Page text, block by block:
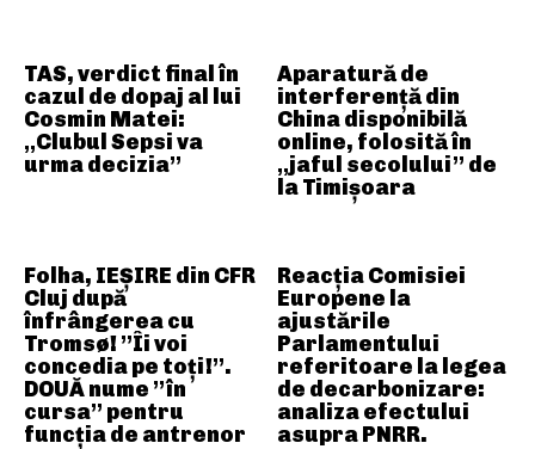
TAS, verdict final în
cazul de dopaj al lui
Cosmin Matei:
„Clubul Sepsi va
urma decizia”
Aparatură de
interferență din
China disponibilă
online, folosită în
„jaful secolului” de
la Timișoara
Folha, IEȘIRE din CFR
Cluj după
înfrângerea cu
Tromsø! ”Îi voi
concedia pe toți!”.
DOUĂ nume ”în
cursa” pentru
funcția de antrenor
Reacția Comisiei
Europene la
ajustările
Parlamentului
referitoare la legea
de decarbonizare:
analiza efectului
asupra PNRR.